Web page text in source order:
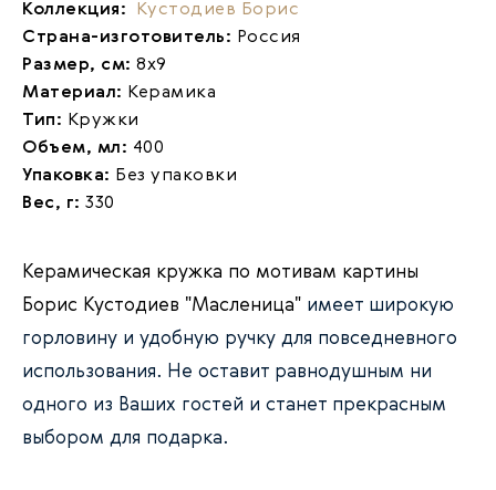
Коллекция: Кустодиев Борис
Страна-изготовитель: Россия
Размер, см: 8х9
Материал: Керамика
Тип: Кружки
Объем, мл: 400
Упаковка: Без упаковки
Вес, г: 330
Керамическая кружка по мотивам картины
Борис Кустодиев "Масленица" имеет широкую
горловину и удобную ручку для повседневного
использования. Не оставит равнодушным ни
одного из Ваших гостей и станет прекрасным
выбором для подарка.